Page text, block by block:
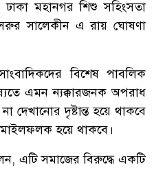
মহানগর শিশু সহিংসতা
সালেকীন এ রায় ঘোষণা
বিশেষ পাবলিক
এমন ন্যক্কারজনক অপরাধ
দৃষ্টান্ত হয়ে থাকবে
হয়ে থাকবে।
এটি সমাজের বিরুদ্ধে একটি